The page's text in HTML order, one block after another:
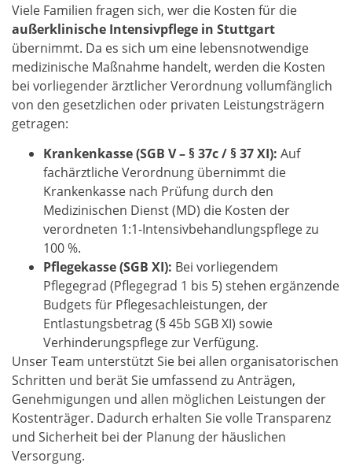
Viele Familien fragen sich, wer die Kosten für die
außerklinische Intensivpflege in Stuttgart
übernimmt. Da es sich um eine lebensnotwendige
medizinische Maßnahme handelt, werden die Kosten
bei vorliegender ärztlicher Verordnung vollumfänglich
von den gesetzlichen oder privaten Leistungsträgern
getragen:
Krankenkasse (SGB V – § 37c / § 37 XI): Auf
fachärztliche Verordnung übernimmt die
Krankenkasse nach Prüfung durch den
Medizinischen Dienst (MD) die Kosten der
verordneten 1:1-Intensivbehandlungspflege zu
100 %.
Pflegekasse (SGB XI): Bei vorliegendem
Pflegegrad (Pflegegrad 1 bis 5) stehen ergänzende
Budgets für Pflegesachleistungen, der
Entlastungsbetrag (§ 45b SGB XI) sowie
Verhinderungspflege zur Verfügung.
Unser Team unterstützt Sie bei allen organisatorischen
Schritten und berät Sie umfassend zu Anträgen,
Genehmigungen und allen möglichen Leistungen der
Kostenträger. Dadurch erhalten Sie volle Transparenz
und Sicherheit bei der Planung der häuslichen
Versorgung.